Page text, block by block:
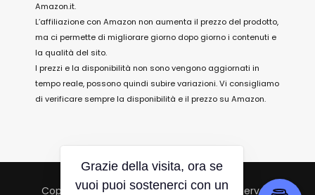
Amazon.it.
L’affiliazione con Amazon non aumenta il prezzo del prodotto,
ma ci permette di migliorare giorno dopo giorno i contenuti e
la qualità del sito.
I prezzi e la disponibilità non sono vengono aggiornati in
tempo reale, possono quindi subire variazioni. Vi consigliamo
di verificare sempre la disponibilità e il prezzo su Amazon.
Copyright © 2026 Polo Nerd. All Rights Reserved.
Grazie della visita, ora se